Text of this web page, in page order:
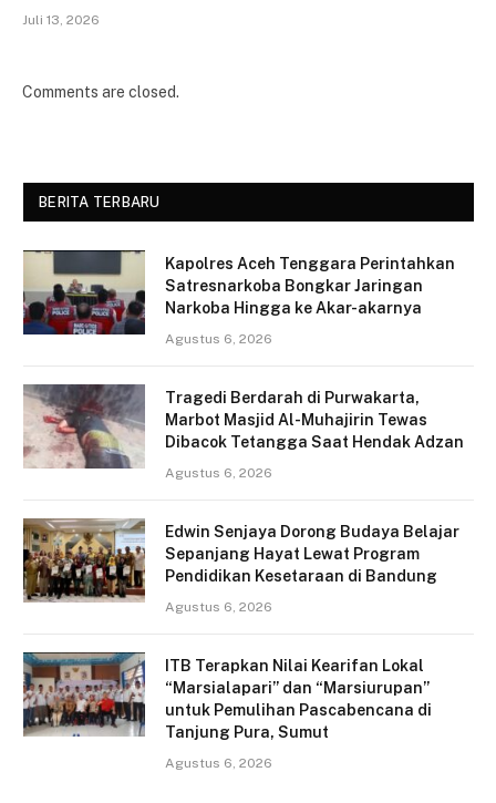
Juli 13, 2026
Comments are closed.
BERITA TERBARU
Kapolres Aceh Tenggara Perintahkan
Satresnarkoba Bongkar Jaringan
Narkoba Hingga ke Akar-akarnya
Agustus 6, 2026
Tragedi Berdarah di Purwakarta,
Marbot Masjid Al-Muhajirin Tewas
Dibacok Tetangga Saat Hendak Adzan
Agustus 6, 2026
Edwin Senjaya Dorong Budaya Belajar
Sepanjang Hayat Lewat Program
Pendidikan Kesetaraan di Bandung
Agustus 6, 2026
ITB Terapkan Nilai Kearifan Lokal
“Marsialapari” dan “Marsiurupan”
untuk Pemulihan Pascabencana di
Tanjung Pura, Sumut
Agustus 6, 2026